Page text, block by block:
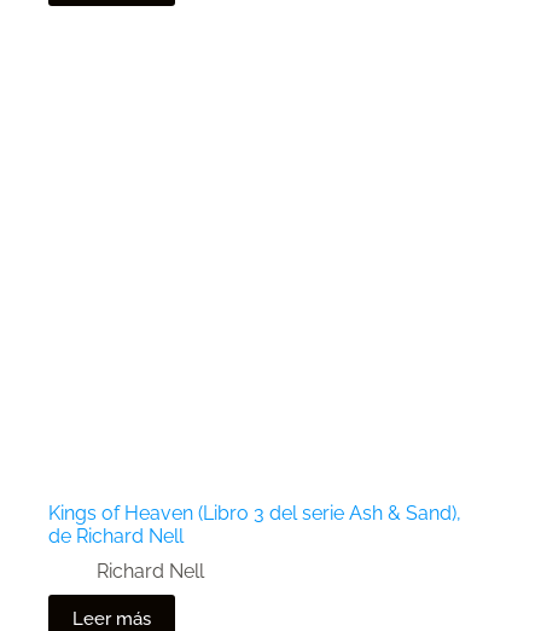
Kings of Heaven (Libro 3 del serie Ash & Sand),
de Richard Nell
Richard Nell
Leer más